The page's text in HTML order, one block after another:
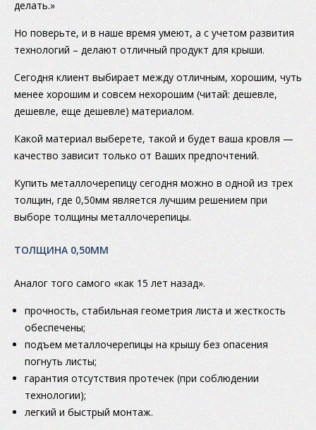
делать.»
Но поверьте, и в наше время умеют, а с учетом развития
технологий – делают отличный продукт для крыши.
Сегодня клиент выбирает между отличным, хорошим, чуть
менее хорошим и совсем нехорошим (читай: дешевле,
дешевле, еще дешевле) материалом.
Какой материал выберете, такой и будет ваша кровля —
качество зависит только от Ваших предпочтений.
Купить металлочерепицу сегодня можно в одной из трех
толщин, где 0,50мм является лучшим решением при
выборе толщины металлочерепицы.
ТОЛЩИНА 0,50ММ
Аналог того самого «как 15 лет назад».
прочность, стабильная геометрия листа и жесткость
обеспечены;
подъем металлочерепицы на крышу без опасения
погнуть листы;
гарантия отсутствия протечек (при соблюдении
технологии);
легкий и быстрый монтаж.